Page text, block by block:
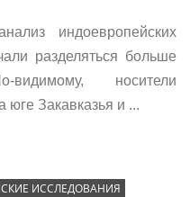
индоевропейских
разделяться больше
носители
юге Закавказья и ...
ИССЛЕДОВАНИЯ